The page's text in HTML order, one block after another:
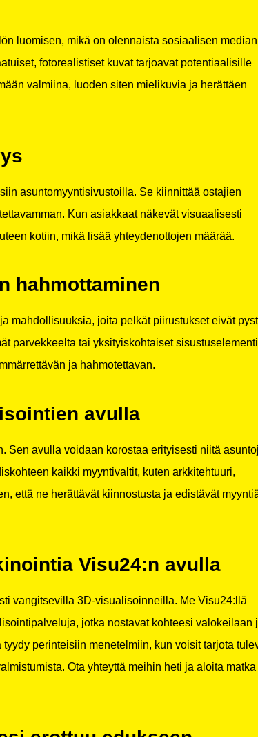
luomisen, mikä on olennaista sosiaalisen
fotorealistiset kuvat tarjoavat potentiaalisille
valmiina, luoden siten mielikuvia ja herättäen
asuntomyyntisivustoilla. Se kiinnittää ostajien
Kun asiakkaat näkevät visuaalisesti
kotiin, mikä lisää yhteydenottojen määrää.
hahmottaminen
mahdollisuuksia, joita pelkät piirustukset eivät
parvekkeelta tai yksityiskohtaiset
ja hahmotettavan.
avulla
avulla voidaan korostaa erityisesti niitä
kaikki myyntivaltit, kuten arkkitehtuuri,
että ne herättävät kiinnostusta ja edistävät
Visu24:n avulla
vangitsevilla 3D-visualisoinneilla. Me Visu24:llä
jotka nostavat kohteesi valokeilaan
perinteisiin menetelmiin, kun voisit tarjota
Ota yhteyttä meihin heti ja aloita matka